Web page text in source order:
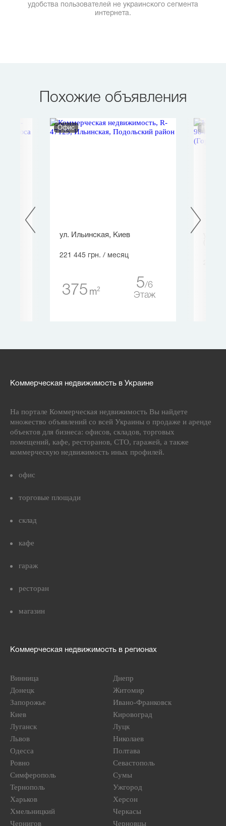
удобства пользователей не украинского сегмента
интернета.
Похожие объявления
Офис
ул. Ильинская, Киев
221 445 грн. / месяц
375 m2 5 6
Этаж
Коммерческая недвижимость в Украине
На портале Коммерческая недвижимость Вы найдете
множество объявлений со всей Украины о продаже и аренде
объектов для бизнеса: офисов, складов, торговых
помещений, кафе, ресторанов, СТО, гаражей, а также
коммерческую недвижимость иных профилей.
офис
торговые площади
склад
кафе
гараж
ресторан
магазин
Коммерческая недвижимость в регионах
Винница
Днепр
Донецк
Житомир
Запорожье
Ивано-Франковск
Киев
Кировоград
Луганск
Луцк
Львов
Николаев
Одесса
Полтава
Ровно
Севастополь
Симферополь
Сумы
Тернополь
Ужгород
Харьков
Херсон
Хмельницкий
Черкасы
Чернигов
Черновцы